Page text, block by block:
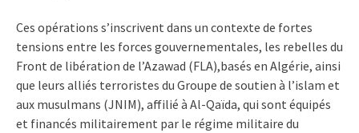
Ces opérations s’inscrivent dans un contexte de fortes
tensions entre les forces gouvernementales, les rebelles du
Front de libération de l’Azawad (FLA),basés en Algérie, ainsi
que leurs alliés terroristes du Groupe de soutien à l’islam et
aux musulmans (JNIM), affilié à Al-Qaïda, qui sont équipés
et financés militairement par le régime militaire du